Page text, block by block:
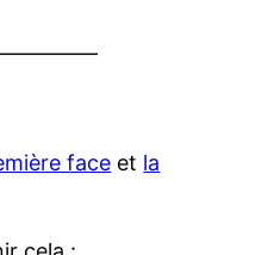
face et la